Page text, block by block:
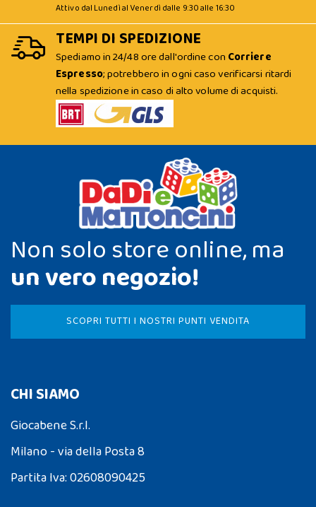
Attivo dal Lunedì al Venerdì dalle 9:30 alle 16:30
TEMPI DI SPEDIZIONE
Spediamo in 24/48 ore dall'ordine con Corriere
Espresso; potrebbero in ogni caso verificarsi ritardi
nella spedizione in caso di alto volume di acquisti.
Non solo store online, ma
un vero negozio!
SCOPRI TUTTI I NOSTRI PUNTI VENDITA
CHI SIAMO
Giocabene S.r.l.
Milano - via della Posta 8
Partita Iva: 02608090425